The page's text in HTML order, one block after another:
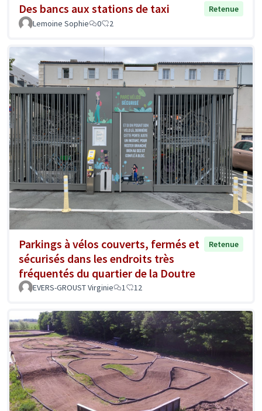
Des bancs aux stations de taxi
Retenue
Lemoine Sophie
0 2
Parkings à vélos couverts, fermés et
sécurisés dans les endroits très
fréquentés du quartier de la Doutre
Retenue
EVERS-GROUST Virginie 1 12